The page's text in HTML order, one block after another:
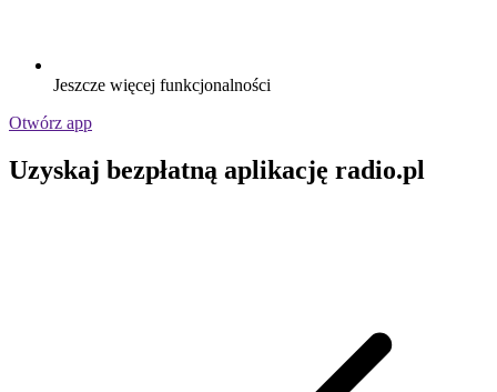
Jeszcze więcej funkcjonalności
Otwórz app
Uzyskaj bezpłatną aplikację radio.pl